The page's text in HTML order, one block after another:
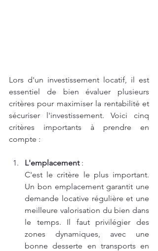
Lors d'un investissement locatif, il est
essentiel de bien évaluer plusieurs
critères pour maximiser la rentabilité et
sécuriser l'investissement. Voici cinq
critères importants à prendre en
compte :
L'emplacement :
C'est le critère le plus important.
Un bon emplacement garantit une
demande locative régulière et une
meilleure valorisation du bien dans
le temps. Il faut privilégier des
zones dynamiques, avec une
bonne desserte en transports en